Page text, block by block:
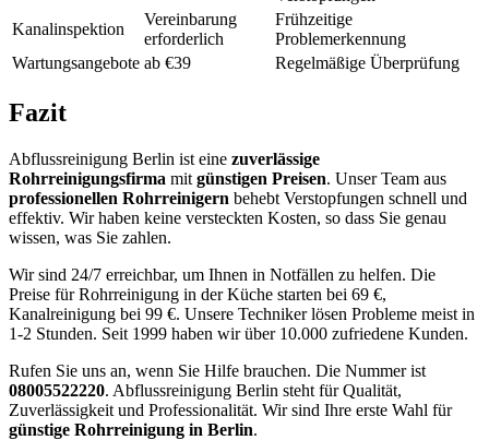
Kanalinspektion
Vereinbarung
erforderlich
Frühzeitige
Problemerkennung
Wartungsangebote ab €39 Regelmäßige Überprüfung
Fazit
Abflussreinigung Berlin ist eine zuverlässige
Rohrreinigungsfirma mit günstigen Preisen. Unser Team aus
professionellen Rohrreinigern behebt Verstopfungen schnell und
effektiv. Wir haben keine versteckten Kosten, so dass Sie genau
wissen, was Sie zahlen.
Wir sind 24/7 erreichbar, um Ihnen in Notfällen zu helfen. Die
Preise für Rohrreinigung in der Küche starten bei 69 €,
Kanalreinigung bei 99 €. Unsere Techniker lösen Probleme meist in
1-2 Stunden. Seit 1999 haben wir über 10.000 zufriedene Kunden.
Rufen Sie uns an, wenn Sie Hilfe brauchen. Die Nummer ist
08005522220. Abflussreinigung Berlin steht für Qualität,
Zuverlässigkeit und Professionalität. Wir sind Ihre erste Wahl für
günstige Rohrreinigung in Berlin.